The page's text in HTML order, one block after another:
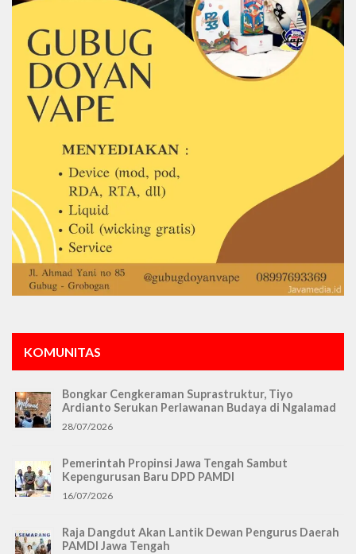
KOMUNITAS
Bongkar Cengkeraman Suprastruktur, Tiyo
Ardianto Serukan Perlawanan Budaya di Ngalamad
28/07/2026
Pemerintah Propinsi Jawa Tengah Sambut
Kepengurusan Baru DPD PAMDI
16/07/2026
Raja Dangdut Akan Lantik Dewan Pengurus Daerah
PAMDI Jawa Tengah